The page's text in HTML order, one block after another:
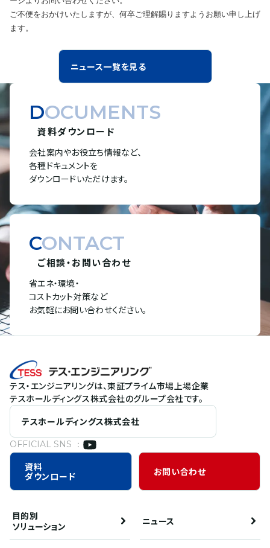
ご不便をおかけいたしますが、何卒ご理解賜りますようお願い申し上げ
ます。
ニュース一覧を見る
DOCUMENTS
資料ダウンロード
会社案内やお役立ち情報など、
各種ドキュメントを
ダウンロードいただけます。
CONTACT
ご相談・お問い合わせ
省エネ・環境・
コストカット対策など
お気軽にお問い合わせください。
テス・エンジニアリングは、東証プライム市場上場企業
テスホールディングス株式会社のグループ会社です。
テスホールディングス株式会社
OFFICIAL SNS ：
資料
ダウンロード
お問い合わせ
目的別
ソリューション
ニュース